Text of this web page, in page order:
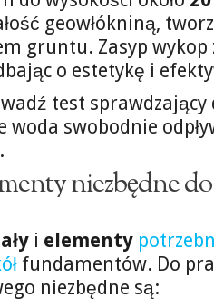
geowłókniną,
gruntu. Zasyp
o estetykę i
test
woda swobodnie
niezbędne
i elementy
fundamentów. Do
niezbędne są: